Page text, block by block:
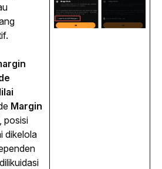
Margin
, posisi
dikelola